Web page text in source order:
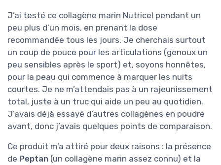
J’ai testé ce collagène marin Nutricel pendant un
peu plus d’un mois, en prenant la dose
recommandée tous les jours. Je cherchais surtout
un coup de pouce pour les articulations (genoux un
peu sensibles après le sport) et, soyons honnêtes,
pour la peau qui commence à marquer les nuits
courtes. Je ne m’attendais pas à un rajeunissement
total, juste à un truc qui aide un peu au quotidien.
J’avais déjà essayé d’autres collagènes en poudre
avant, donc j’avais quelques points de comparaison.
Ce produit m’a attiré pour deux raisons : la présence
de Peptan (un collagène marin assez connu) et la